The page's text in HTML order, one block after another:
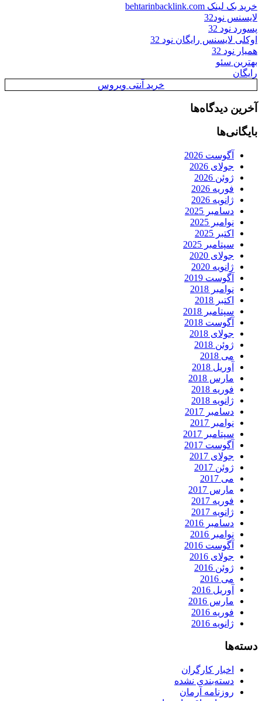
خرید بک لینک behtarinbacklink.com
لایسنس نود32
پسورد نود 32
اوکلی لایسنس رایگان نود 32
همیار نود 32
بهترین سئو
رایگان
خرید آنتی ویروس
آخرین دیدگاه‌ها
بایگانی‌ها
آگوست 2026
جولای 2026
ژوئن 2026
فوریه 2026
ژانویه 2026
دسامبر 2025
نوامبر 2025
اکتبر 2025
سپتامبر 2025
جولای 2020
ژانویه 2020
آگوست 2019
نوامبر 2018
اکتبر 2018
سپتامبر 2018
آگوست 2018
جولای 2018
ژوئن 2018
می 2018
آوریل 2018
مارس 2018
فوریه 2018
ژانویه 2018
دسامبر 2017
نوامبر 2017
سپتامبر 2017
آگوست 2017
جولای 2017
ژوئن 2017
می 2017
مارس 2017
فوریه 2017
ژانویه 2017
دسامبر 2016
نوامبر 2016
آگوست 2016
جولای 2016
ژوئن 2016
می 2016
آوریل 2016
مارس 2016
فوریه 2016
ژانویه 2016
دسته‌ها
اخبار کارگران
دسته‌بندی نشده
روزنامه آرمان